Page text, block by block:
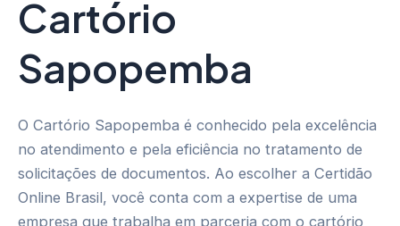
Cartório
Sapopemba
O Cartório Sapopemba é conhecido pela excelência
no atendimento e pela eficiência no tratamento de
solicitações de documentos. Ao escolher a Certidão
Online Brasil, você conta com a expertise de uma
empresa que trabalha em parceria com o cartório